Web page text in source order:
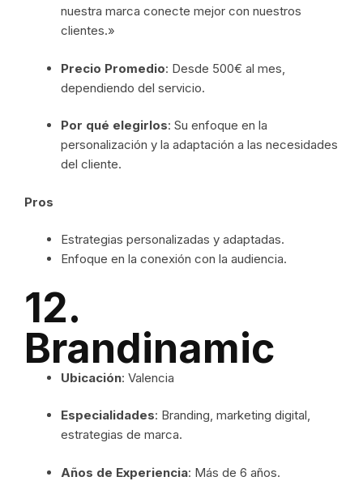
nuestra marca conecte mejor con nuestros
clientes.»
Precio Promedio: Desde 500€ al mes,
dependiendo del servicio.
Por qué elegirlos: Su enfoque en la
personalización y la adaptación a las necesidades
del cliente.
Pros
Estrategias personalizadas y adaptadas.
Enfoque en la conexión con la audiencia.
12.
Brandinamic
Ubicación: Valencia
Especialidades: Branding, marketing digital,
estrategias de marca.
Años de Experiencia: Más de 6 años.